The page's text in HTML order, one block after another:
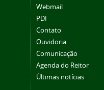
Webmail
PDI
Contato
Ouvidoria
Comunicação
Agenda do Reitor
Últimas notícias